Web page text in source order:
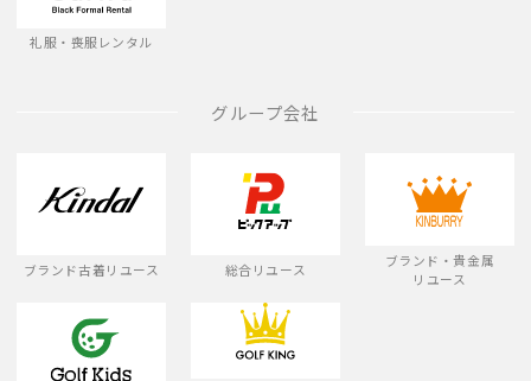
礼服・喪服レンタル
グループ会社
ブランド古着リユース 総合リユース
ブランド・貴金属
リユース